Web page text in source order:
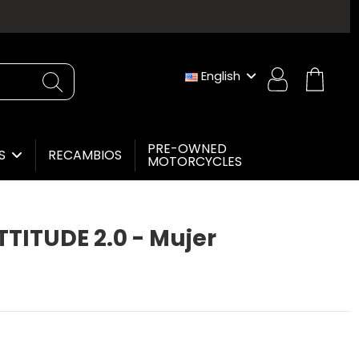
English
RECAMBIOS PRE-OWNED
MOTORCYCLES
2.0 - Mujer